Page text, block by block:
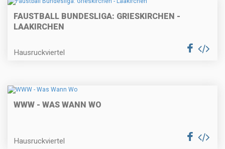
FAUSTBALL BUNDESLIGA: GRIESKIRCHEN -
LAAKIRCHEN
Hausruckviertel
WWW - WAS WANN WO
Hausruckviertel